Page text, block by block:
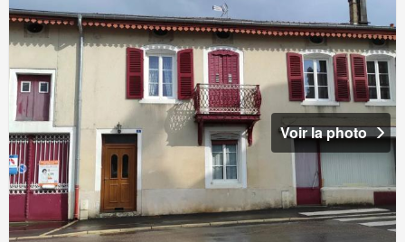
Voir la photo